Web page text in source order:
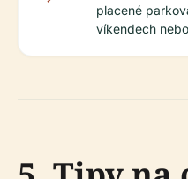
placené
víkendech